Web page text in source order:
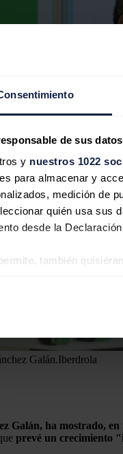
de sus datos
y nuestros 1022
para almacenar y
medición de
quién usa sus
desde la
también
de este sitio web
Galán.Iberdrola
Galán, ha mostrado,
prevé un crecimiento